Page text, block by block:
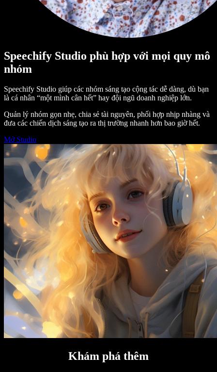
Speechify Studio phù hợp với mọi quy mô
nhóm
Speechify Studio giúp các nhóm sáng tạo cộng tác dễ dàng, dù bạn
là cá nhân “một mình cân hết” hay đội ngũ doanh nghiệp lớn.
Quản lý nhóm gọn nhẹ, chia sẻ tài nguyên, phối hợp nhịp nhàng và
đưa các chiến dịch sáng tạo ra thị trường nhanh hơn bao giờ hết.
Mở Studio
Khám phá thêm